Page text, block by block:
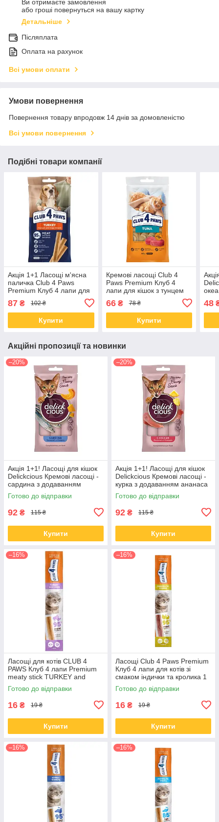
Ви отримаєте замовлення
або гроші повернуться на вашу картку
Детальніше
Післяплата
Оплата на рахунок
Всі умови оплати
Умови повернення
Повернення товару впродовж 14 днів за домовленістю
Всі умови повернення
Подібні товари компанії
Акція 1+1 Ласощі м'ясна
паличка Club 4 Paws
Premium Клуб 4 лапи для
собак середніх та великих
порід з індичкою 60 гр
87 ₴ 102 ₴
Купити
Кремові ласощі Club 4
Paws Premium Клуб 4
лапи для кішок з тунцем
66₴ 78 ₴
Купити
48
Акційні пропозиції та новинки
–20%
Акція 1+1! Ласощі для кішок
Delickcious Кремові ласощі -
сардина з додаванням
гарбуза 60 гр
Готово до відправки
92 ₴ 115 ₴
Купити
–20%
Акція 1+1! Ласощі для кішок
Delickcious Кремові ласощі -
курка з додаванням ананаса
60 гр
Готово до відправки
92 ₴ 115 ₴
Купити
–16%
Ласощі для котів CLUB 4
PAWS Клуб 4 лапи Premium
meaty stick TURKEY and
LAMB м'ясна паличка індичка
та ягня 5 гр
Готово до відправки
16 ₴ 19 ₴
Купити
–16%
Ласощі Club 4 Paws Premium
Клуб 4 лапи для котів зі
смаком індички та кролика 1
шт.
Готово до відправки
16 ₴ 19 ₴
Купити
–16% –16%